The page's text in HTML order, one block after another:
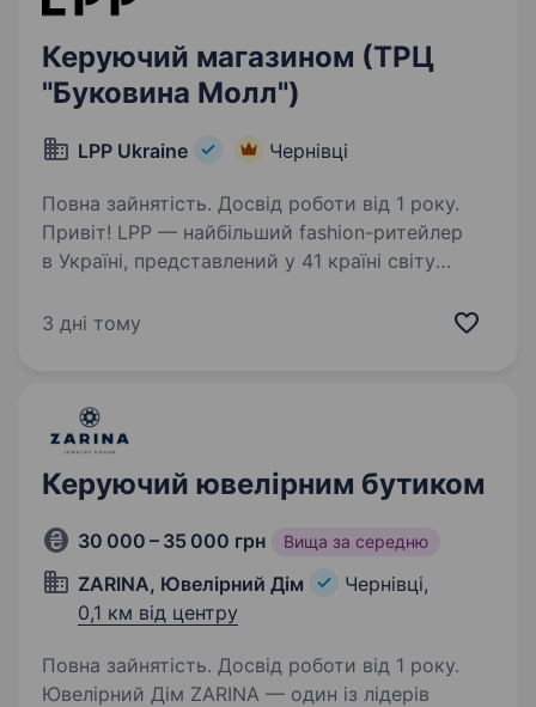
Керуючий магазином (ТРЦ
"Буковина Молл")
LPP Ukraine Чернівці
Повна зайнятість. Досвід роботи від 1 року.
Привіт! LPP — найбільший fashion-ритейлер
в Україні, представлений у 41 країні світу
House, Mohito та Sinsay. В Україні
3 дні тому
Керуючий ювелірним бутиком
30 000 – 35 000 грн Вища за середню
ZARINA, Ювелірний Дім
Чернівці,
0,1 км від центру
Повна зайнятість. Досвід роботи від 1 року.
Ювелірний Дім ZARINA — один із лідерів